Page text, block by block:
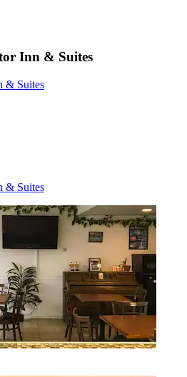
Inn & Suites
& Suites
& Suites